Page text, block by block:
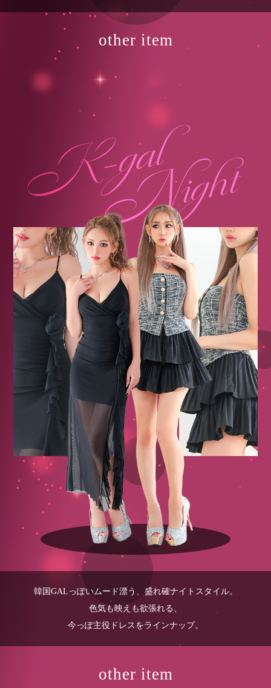
other item
韓国GALっぽいムード漂う、盛れ確ナイトスタイル。
色気も映えも欲張れる、
今っぽ主役ドレスをラインナップ。
other item